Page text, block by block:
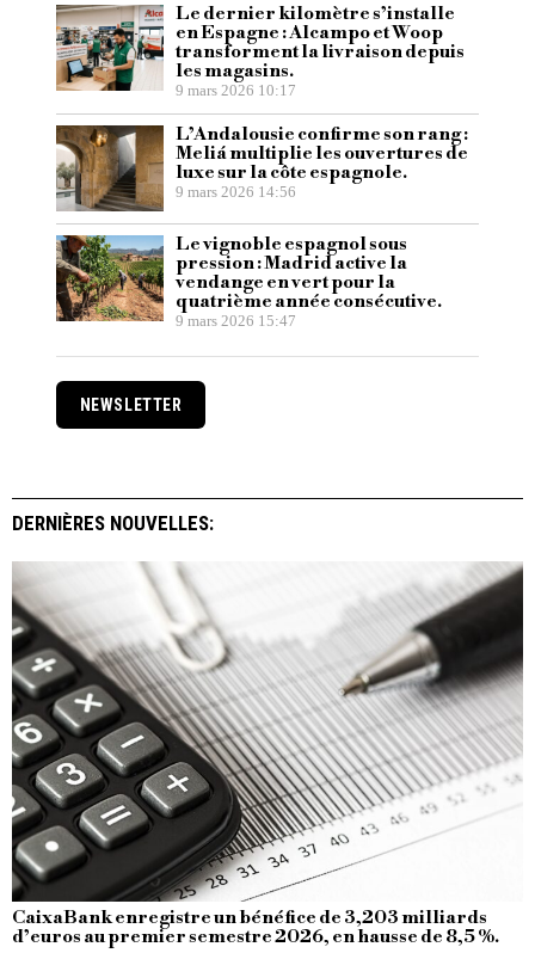
Le dernier kilomètre s’installe
en Espagne : Alcampo et Woop
transforment la livraison depuis
les magasins.
9 mars 2026 10:17
L’Andalousie confirme son rang :
Meliá multiplie les ouvertures de
luxe sur la côte espagnole.
9 mars 2026 14:56
Le vignoble espagnol sous
pression : Madrid active la
vendange en vert pour la
quatrième année consécutive.
9 mars 2026 15:47
NEWSLETTER
DERNIÈRES NOUVELLES:
CaixaBank enregistre un bénéfice de 3,203 milliards
d’euros au premier semestre 2026, en hausse de 8,5 %.